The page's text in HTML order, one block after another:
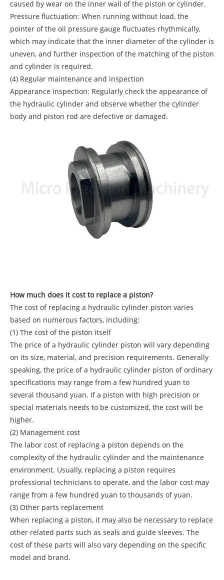
caused by wear on the inner wall of the piston or cylinder.
Pressure fluctuation: When running without load, the
pointer of the oil pressure gauge fluctuates rhythmically,
which may indicate that the inner diameter of the cylinder is
uneven, and further inspection of the matching of the piston
and cylinder is required.
(4) Regular maintenance and inspection
Appearance inspection: Regularly check the appearance of
the hydraulic cylinder and observe whether the cylinder
body and piston rod are defective or damaged.
How much does it cost to replace a piston?
The cost of replacing a hydraulic cylinder piston varies
based on numerous factors, including:
(1) The cost of the piston itself
The price of a hydraulic cylinder piston will vary depending
on its size, material, and precision requirements. Generally
speaking, the price of a hydraulic cylinder piston of ordinary
specifications may range from a few hundred yuan to
several thousand yuan. If a piston with high precision or
special materials needs to be customized, the cost will be
higher.
(2) Management cost
The labor cost of replacing a piston depends on the
complexity of the hydraulic cylinder and the maintenance
environment. Usually, replacing a piston requires
professional technicians to operate, and the labor cost may
range from a few hundred yuan to thousands of yuan.
(3) Other parts replacement
When replacing a piston, it may also be necessary to replace
other related parts such as seals and guide sleeves. The
cost of these parts will also vary depending on the specific
model and brand.